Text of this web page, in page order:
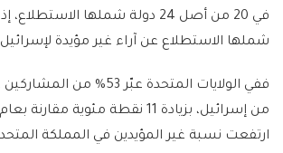
في 20 من أصل 24 دولة شملها
شملها الاستطلاع عن آراء غير مؤيدة
ففي الولايات المتحدة عبّر